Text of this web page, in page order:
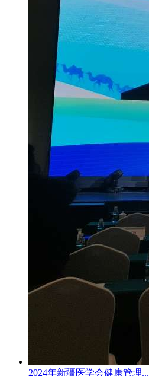
2024年新疆医学会健康管理...